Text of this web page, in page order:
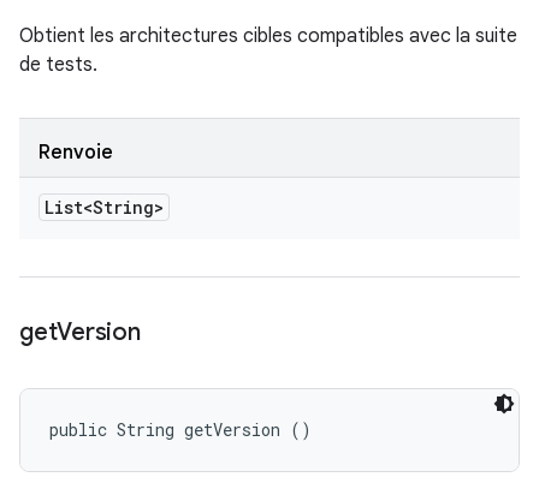
Obtient les architectures cibles compatibles avec la suite
de tests.
Renvoie
List<String>
getVersion
public String getVersion ()